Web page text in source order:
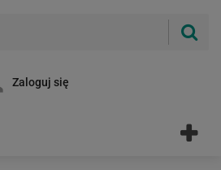
Zaloguj się